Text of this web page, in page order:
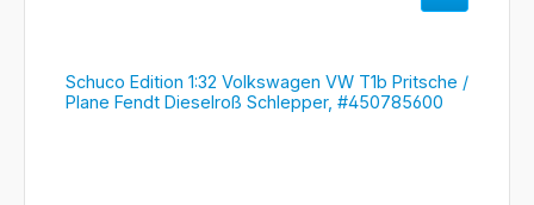
Schuco Edition 1:32 Volkswagen VW T1b Pritsche /
Plane Fendt Dieselroß Schlepper, #450785600